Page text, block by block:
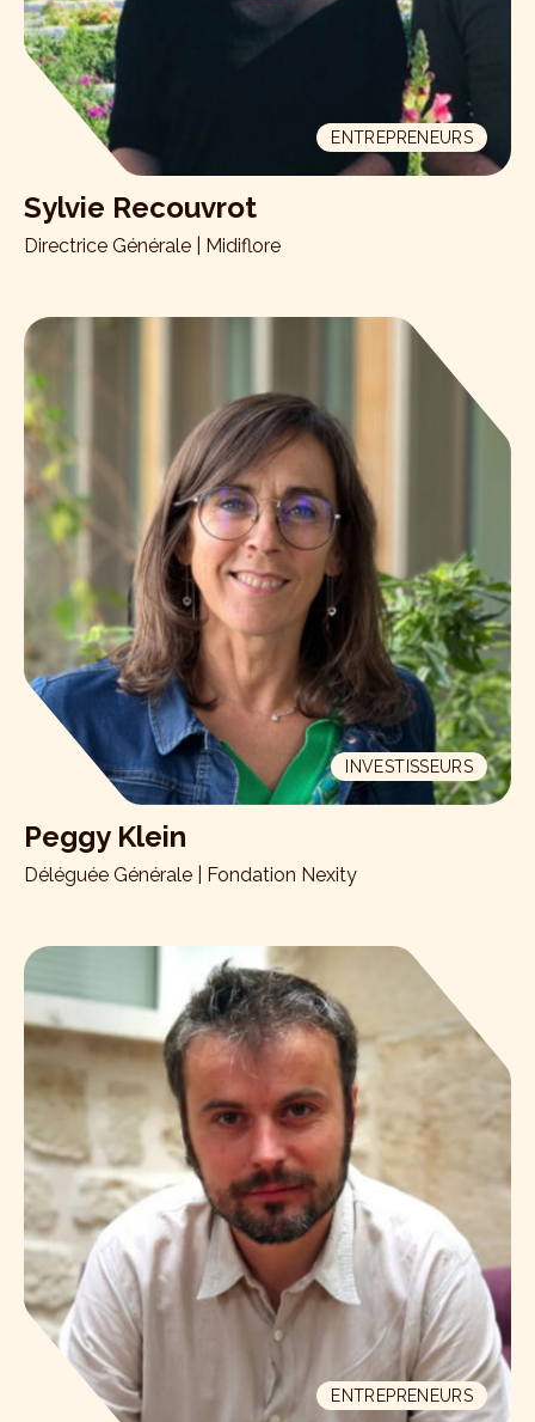
ENTREPRENEURS
Sylvie Recouvrot
Directrice Générale | Midiflore
INVESTISSEURS
Peggy Klein
Déléguée Générale | Fondation Nexity
ENTREPRENEURS